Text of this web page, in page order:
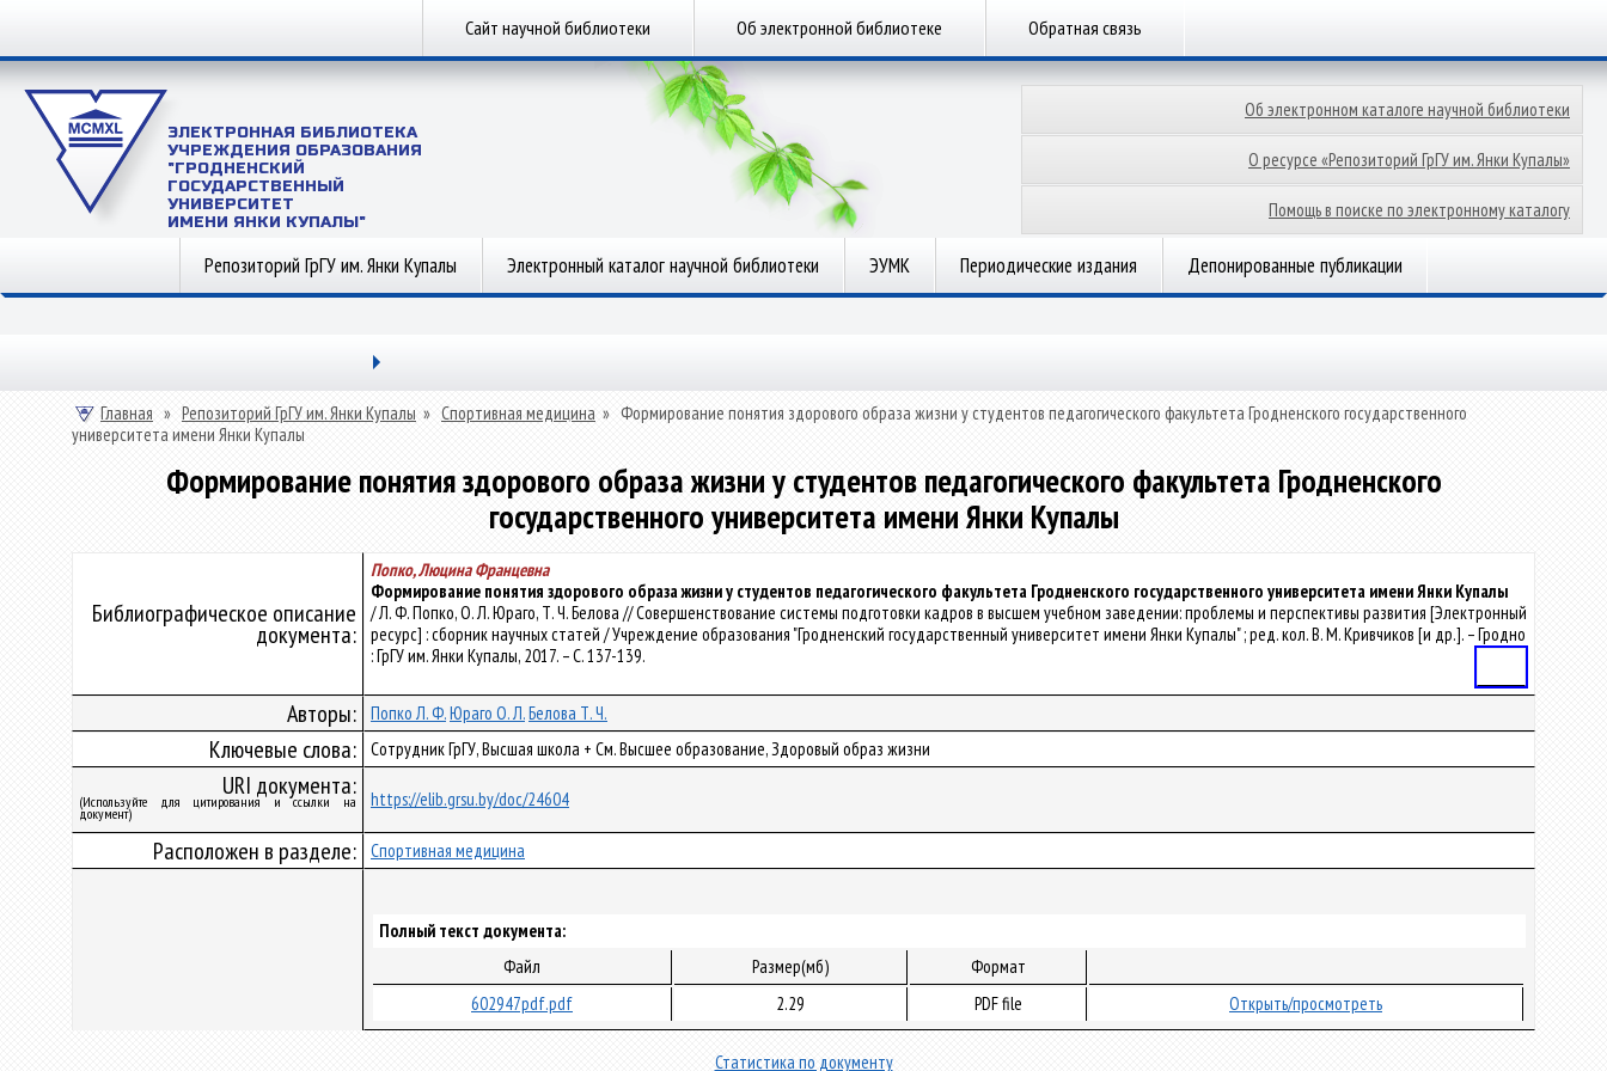
Сайт научной библиотеки Об электронной библиотеке Обратная связь
ЭЛЕКТРОННАЯ БИБЛИОТЕКА
УЧРЕЖДЕНИЯ ОБРАЗОВАНИЯ
"ГРОДНЕНСКИЙ
ГОСУДАРСТВЕННЫЙ
УНИВЕРСИТЕТ
ИМЕНИ ЯНКИ КУПАЛЫ"
Об электронном каталоге научной библиотеки
О ресурсе «Репозиторий ГрГУ им. Янки Купалы»
Помощь в поиске по электронному каталогу
Репозиторий ГрГУ им. Янки Купалы Электронный каталог научной библиотеки ЭУМК Периодические издания Депонированные публикации
Главная » Репозиторий ГрГУ им. Янки Купалы » Спортивная медицина » Формирование понятия здорового образа жизни у студентов педагогического факультета Гродненского государственного
университета имени Янки Купалы
Формирование понятия здорового образа жизни у студентов педагогического факультета Гродненского
государственного университета имени Янки Купалы
Библиографическое описание
документа:
Попко, Люцина Францевна
Формирование понятия здорового образа жизни у студентов педагогического факультета Гродненского государственного университета имени Янки Купалы
/ Л. Ф. Попко, О. Л. Юраго, Т. Ч. Белова // Совершенствование системы подготовки кадров в высшем учебном заведении: проблемы и перспективы развития [Электронный
ресурс] : сборник научных статей / Учреждение образования "Гродненский государственный университет имени Янки Купалы" ; ред. кол. В. М. Кривчиков [и др.]. – Гродно
: ГрГУ им. Янки Купалы, 2017. – С. 137-139.
Авторы: Попко Л. Ф.Юраго О. Л.Белова Т. Ч.
Ключевые слова: Сотрудник ГрГУ, Высшая школа + См. Высшее образование, Здоровый образ жизни
URI документа:
(Используйте для цитирования и ссылки на
документ)
https://elib.grsu.by/doc/24604
Расположен в разделе: Спортивная медицина
Полный текст документа:
Файл
Размер(мб)
Формат
602947pdf.pdf
2.29 PDF file Открыть/просмотреть
Статистика по документу